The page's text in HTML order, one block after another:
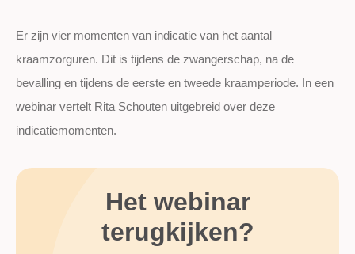
Er zijn vier momenten van indicatie van het aantal
kraamzorguren. Dit is tijdens de zwangerschap, na de
bevalling en tijdens de eerste en tweede kraamperiode. In een
webinar vertelt Rita Schouten uitgebreid over deze
indicatiemomenten.
Het webinar
terugkijken?